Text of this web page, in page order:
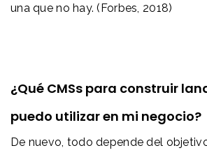
una que no hay. (Forbes, 2018)
¿Qué CMSs para construir
puedo utilizar en mi negocio?
De nuevo, todo depende del